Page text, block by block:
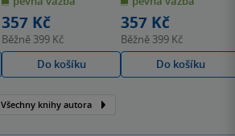
hvězdiček
357 Kč
Běžně 399 Kč
Do košíku
hvězdiček
357 Kč
Běžně 399 Kč
Do košíku
Všechny knihy autora